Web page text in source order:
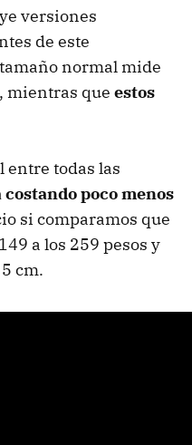
versiones
de este
normal mide
mientras que estos
entre todas las
poco menos
si comparamos que
a los 259 pesos y
cm.